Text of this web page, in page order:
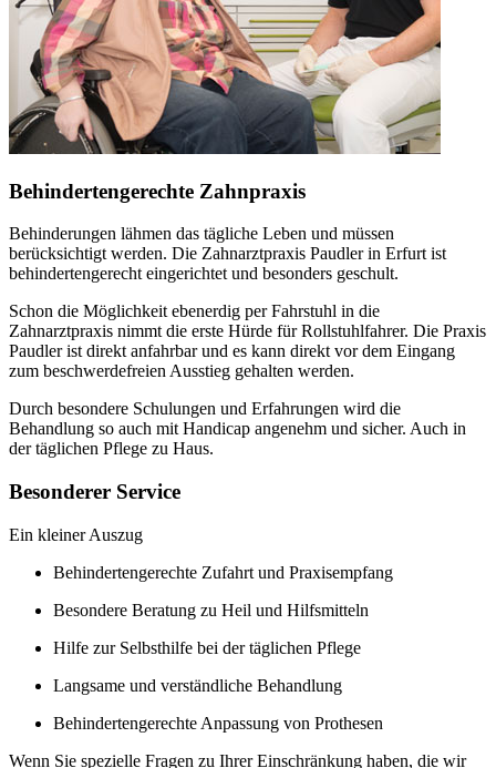
Behindertengerechte Zahnpraxis
Behinderungen lähmen das tägliche Leben und müssen
berücksichtigt werden. Die Zahnarztpraxis Paudler in Erfurt ist
behindertengerecht eingerichtet und besonders geschult.
Schon die Möglichkeit ebenerdig per Fahrstuhl in die
Zahnarztpraxis nimmt die erste Hürde für Rollstuhlfahrer. Die Praxis
Paudler ist direkt anfahrbar und es kann direkt vor dem Eingang
zum beschwerdefreien Ausstieg gehalten werden.
Durch besondere Schulungen und Erfahrungen wird die
Behandlung so auch mit Handicap angenehm und sicher. Auch in
der täglichen Pflege zu Haus.
Besonderer Service
Ein kleiner Auszug
Behindertengerechte Zufahrt und Praxisempfang
Besondere Beratung zu Heil und Hilfsmitteln
Hilfe zur Selbsthilfe bei der täglichen Pflege
Langsame und verständliche Behandlung
Behindertengerechte Anpassung von Prothesen
Wenn Sie spezielle Fragen zu Ihrer Einschränkung haben, die wir